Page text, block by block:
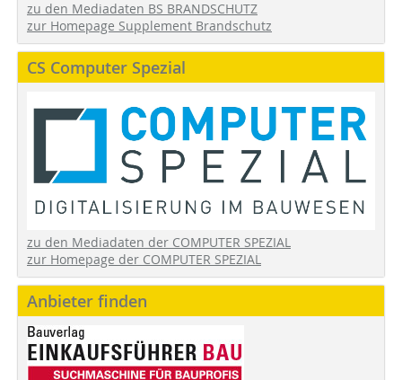
zu den Mediadaten BS BRANDSCHUTZ
zur Homepage Supplement Brandschutz
CS Computer Spezial
zu den Mediadaten der COMPUTER SPEZIAL
zur Homepage der COMPUTER SPEZIAL
Anbieter finden